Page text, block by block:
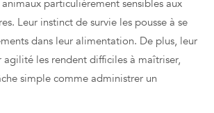
animaux particulièrement sensibles aux
Leur instinct de survie les pousse à se
dans leur alimentation. De plus, leur
les rendent difficiles à maîtriser,
simple comme administrer un